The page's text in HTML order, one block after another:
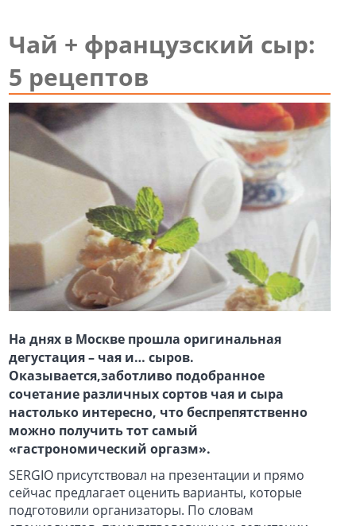
Чай + французский сыр:
5 рецептов
На днях в Москве прошла оригинальная
дегустация – чая и… сыров.
Оказывается,заботливо подобранное
сочетание различных сортов чая и сыра
настолько интересно, что беспрепятственно
можно получить тот самый
«гастрономический оргазм».
SERGIO присутствовал на презентации и прямо
сейчас предлагает оценить варианты, которые
подготовили организаторы. По словам